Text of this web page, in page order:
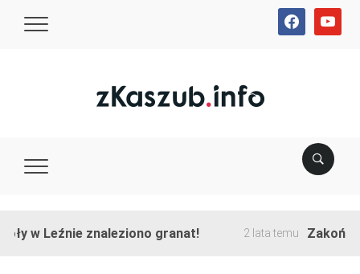
facebookyoutube
Leźnie znaleziono granat! 2 lata temu Zakończono